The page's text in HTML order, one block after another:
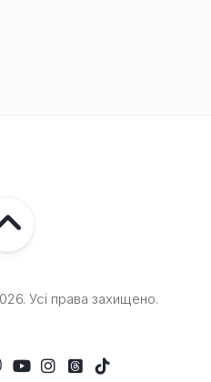
Усі права захищено.